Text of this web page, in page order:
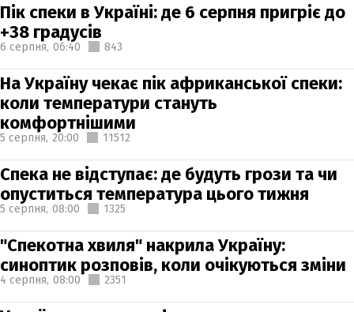
Пік спеки в Україні: де 6 серпня пригріє до
+38 градусів
6 серпня, 06:40 843
На Україну чекає пік африканської спеки:
коли температури стануть
комфортнішими
5 серпня, 20:00 11512
Спека не відступає: де будуть грози та чи
опуститься температура цього тижня
5 серпня, 08:00 1325
"Спекотна хвиля" накрила Україну:
синоптик розповів, коли очікуються зміни
4 серпня, 08:00 2351